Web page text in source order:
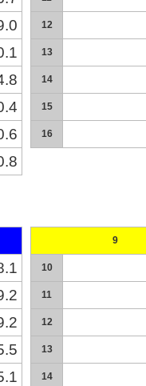
12
13
14
15
16
9
10
11
12
13
14